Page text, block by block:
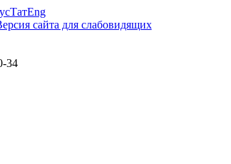
ТатEng
34